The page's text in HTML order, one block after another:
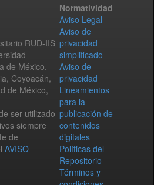
RUD-IIS
de México.
Coyoacán,
de México,
ser utilizado
siempre
de
AVISO
Normatividad
Aviso Legal
Aviso de
privacidad
simplificado
Aviso de
privacidad
Lineamientos
para la
publicación de
contenidos
digitales
Políticas del
Repositorio
Términos y